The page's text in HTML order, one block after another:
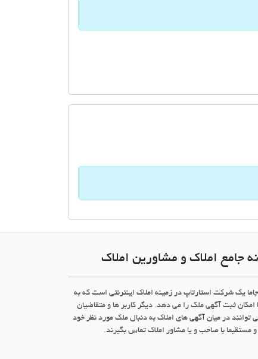
جامع املاک و مشاورین املاک
یک شرکت استارتاپ در زمینه املاک اینترنتی است که به
امکان ثبت آگهی ملک را می دهد. دیگر کاربر ها و متقاضیان
توانند در میان آگهی های املاک به دنبال ملک مورد نظر خود
مستقیما با صاحب و یا مشاور املاک تماس بگیرند.